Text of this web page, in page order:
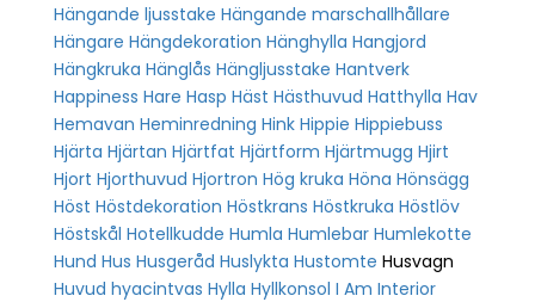
Hängande ljusstake Hängande marschallhållare
Hängare Hängdekoration Hänghylla Hangjord
Hängkruka Hänglås Hängljusstake Hantverk
Happiness Hare Hasp Häst Hästhuvud Hatthylla Hav
Hemavan Heminredning Hink Hippie Hippiebuss
Hjärta Hjärtan Hjärtfat Hjärtform Hjärtmugg Hjirt
Hjort Hjorthuvud Hjortron Hög kruka Höna Hönsägg
Höst Höstdekoration Höstkrans Höstkruka Höstlöv
Höstskål Hotellkudde Humla Humlebar Humlekotte
Hund Hus Husgeråd Huslykta Hustomte Husvagn
Huvud hyacintvas Hylla Hyllkonsol I Am Interior